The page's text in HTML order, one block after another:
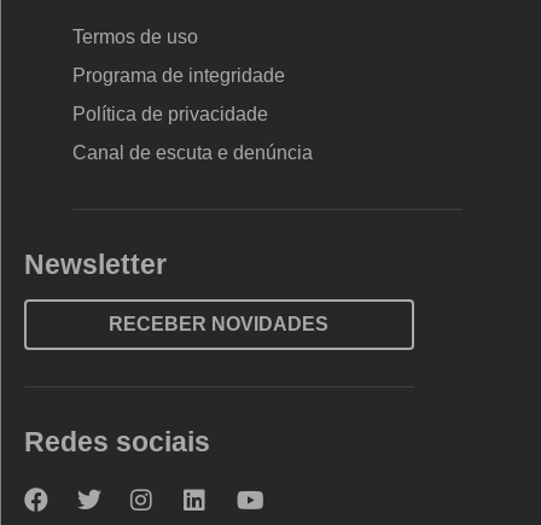
Termos de uso
Programa de integridade
Política de privacidade
Canal de escuta e denúncia
Newsletter
RECEBER NOVIDADES
Redes sociais
NovaNova Nova Nova